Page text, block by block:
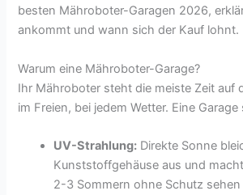
besten Mähroboter-Garagen 2026,
ankommt und wann sich der Kauf lohnt.
Warum eine Mähroboter-Garage?
Ihr Mähroboter steht die meiste Zeit
im Freien, bei jedem Wetter. Eine
UV-Strahlung: Direkte Sonne
Kunststoffgehäuse aus und
2-3 Sommern ohne Schutz sehen